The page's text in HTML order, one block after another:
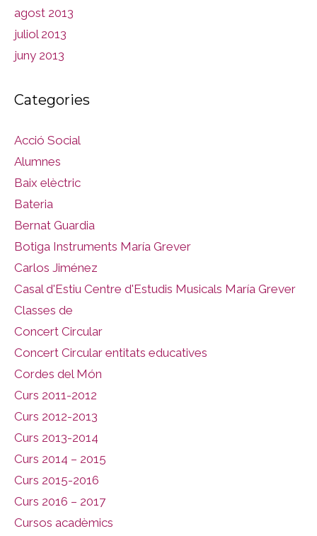
agost 2013
juliol 2013
juny 2013
Categories
Acció Social
Alumnes
Baix elèctric
Bateria
Bernat Guardia
Botiga Instruments María Grever
Carlos Jiménez
Casal d'Estiu Centre d'Estudis Musicals María Grever
Classes de
Concert Circular
Concert Circular entitats educatives
Cordes del Món
Curs 2011-2012
Curs 2012-2013
Curs 2013-2014
Curs 2014 – 2015
Curs 2015-2016
Curs 2016 – 2017
Cursos acadèmics